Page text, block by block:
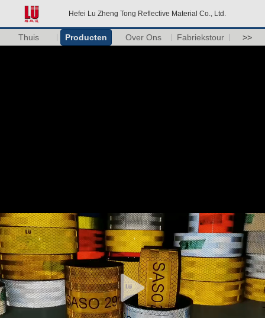
Hefei Lu Zheng Tong Reflective Material Co., Ltd.
Thuis Producten Over Ons Fabriekstour >>